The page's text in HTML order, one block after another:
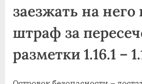
заезжать на него
штраф за
разметки 1.16.1 –